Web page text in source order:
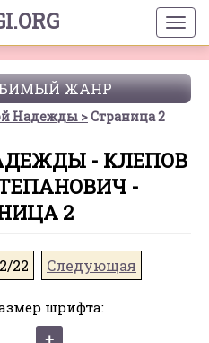
ЖАНР
Надежды Страница 2
- КЛЕПОВ
-
2
2/22 Следующая
шрифта: